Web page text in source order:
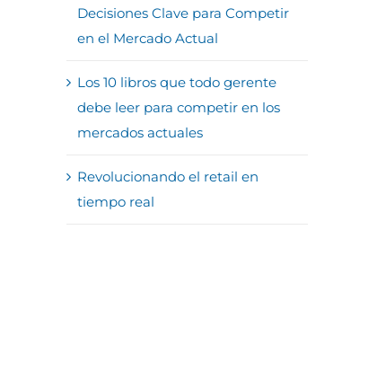
Decisiones Clave para Competir
en el Mercado Actual
Los 10 libros que todo gerente
debe leer para competir en los
mercados actuales
Revolucionando el retail en
tiempo real